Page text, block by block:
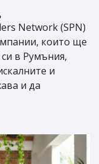
Network (SPN)
които ще
в Румъния,
и
и да